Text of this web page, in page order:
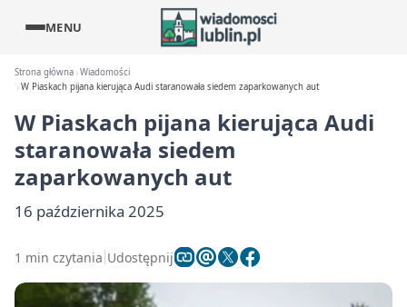
MENU
Strona główna Wiadomości
W Piaskach pijana kierująca Audi staranowała siedem zaparkowanych aut
W Piaskach pijana kierująca Audi
staranowała siedem
zaparkowanych aut
16 października 2025
1 min czytania Udostępnij